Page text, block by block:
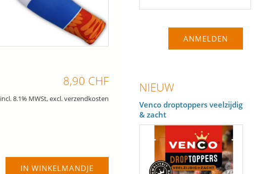
8,90 CHF
incl. 8.1% MWSt, excl. verzendkosten
IN WINKELMANDJE
NIEUW
Venco droptoppers veelzijdig
& zacht